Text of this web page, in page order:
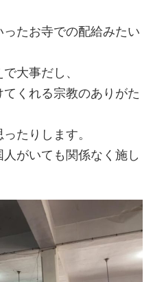
たお寺での配給みたい
大事だし、
くれる宗教のありがた
たりします。
がいても関係なく施し